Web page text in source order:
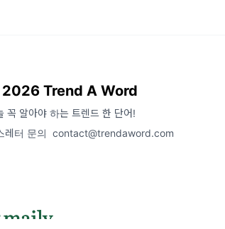
Trend A Word
꼭 알아야 하는 트렌드 한 단어!
레터 문의 contact@trendaword.com